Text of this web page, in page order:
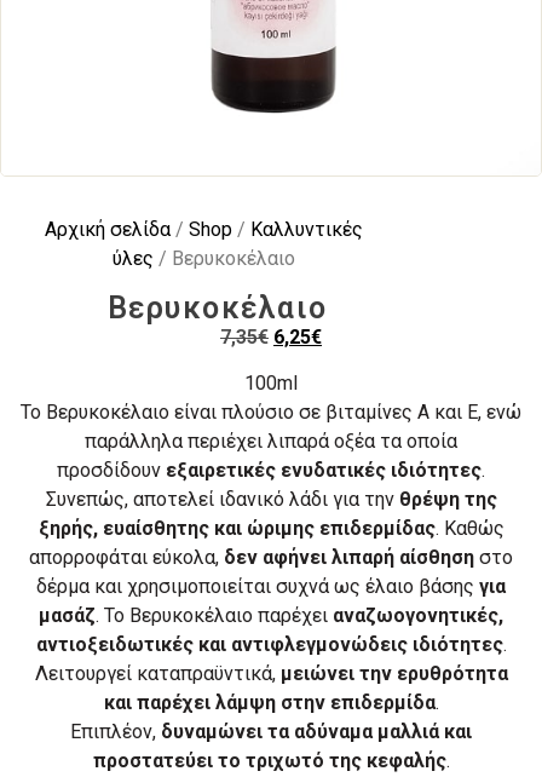
Αρχική σελίδα/ Shop / Καλλυντικές
ύλες / Βερυκοκέλαιο
Βερυκοκέλαιο
7,35€ 6,25€
100ml
Το Βερυκοκέλαιο είναι πλούσιο σε βιταμίνες A και E, ενώ
παράλληλα περιέχει λιπαρά οξέα τα οποία
προσδίδουν εξαιρετικές ενυδατικές ιδιότητες.
Συνεπώς, αποτελεί ιδανικό λάδι για την θρέψη της
ξηρής, ευαίσθητης και ώριμης επιδερμίδας. Καθώς
απορροφάται εύκολα, δεν αφήνει λιπαρή αίσθηση στο
δέρμα και χρησιμοποιείται συχνά ως έλαιο βάσης για
μασάζ. Το Βερυκοκέλαιο παρέχει αναζωογονητικές,
αντιοξειδωτικές και αντιφλεγμονώδεις ιδιότητες.
Λειτουργεί καταπραϋντικά, μειώνει την ερυθρότητα
και παρέχει λάμψη στην επιδερμίδα.
Επιπλέον, δυναμώνει τα αδύναμα μαλλιά και
προστατεύει το τριχωτό της κεφαλής.